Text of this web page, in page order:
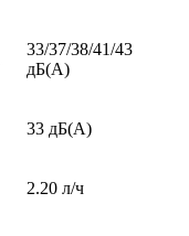
33/37/38/41/43
дБ(А)
33 дБ(А)
2.20 л/ч